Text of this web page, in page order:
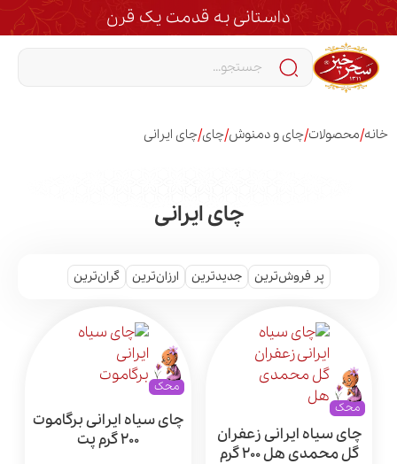
داستانی به قدمت یک قرن
خانه/محصولات/چای و دمنوش/چای/چای ایرانی
چای ایرانی
پر فروش‌ترین جدیدترین ارزان‌ترین گران‌ترین
محک
چای سیاه ایرانی زعفران
گل محمدی هل 200 گرم
محک
چای سیاه ایرانی برگاموت
200 گرم پت